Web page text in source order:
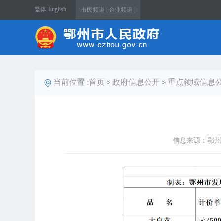
繁体 English 市民频道 | 企业频道 |
当前位置 :首页 > 政府信息公开 > 重点领域信息
信息来源：鄂